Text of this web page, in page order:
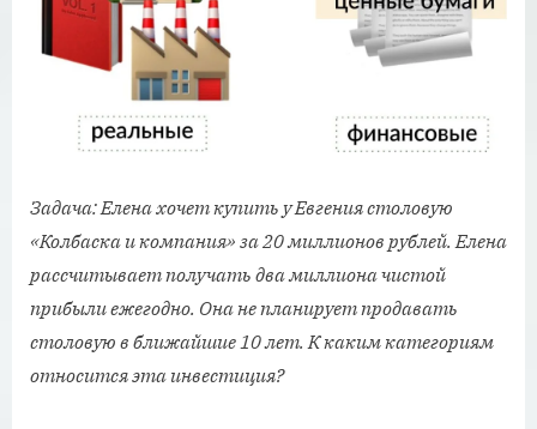
Задача: Елена хочет купить у Евгения столовую
«Колбаска и компания» за 20 миллионов рублей. Елена
рассчитывает получать два миллиона чистой
прибыли ежегодно. Она не планирует продавать
столовую в ближайшие 10 лет. К каким категориям
относится эта инвестиция?